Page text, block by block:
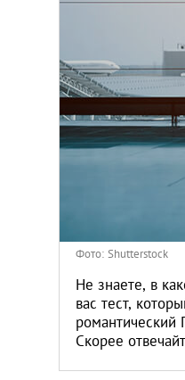
Лос-
Фото: Shutterstock
Не знаете, в
вас тест,
Скорее